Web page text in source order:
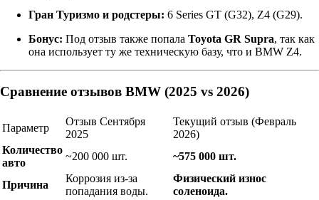
Гран Туризмо и родстеры: 6 Series GT (G32), Z4 (G29).
Бонус: Под отзыв также попала Toyota GR Supra, так как
она использует ту же техническую базу, что и BMW Z4.
Сравнение отзывов BMW (2025 vs 2026)
Параметр
Отзыв Сентября
2025
Текущий отзыв (Февраль
2026)
Количество
авто
~200 000 шт. ~575 000 шт.
Причина
Коррозия из-за
попадания воды.
Физический износ
соленоида.